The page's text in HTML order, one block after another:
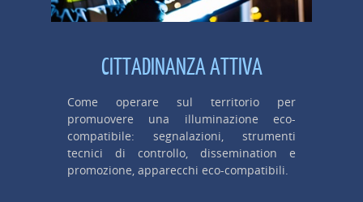
CITTADINANZA ATTIVA
Come operare sul territorio per
promuovere una illuminazione eco-
compatibile: segnalazioni, strumenti
tecnici di controllo, dissemination e
promozione, apparecchi eco-compatibili.